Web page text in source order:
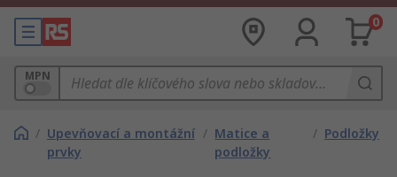
0
MPN
/ Upevňovací a montážní
prvky
/ Matice a
podložky
/ Podložky